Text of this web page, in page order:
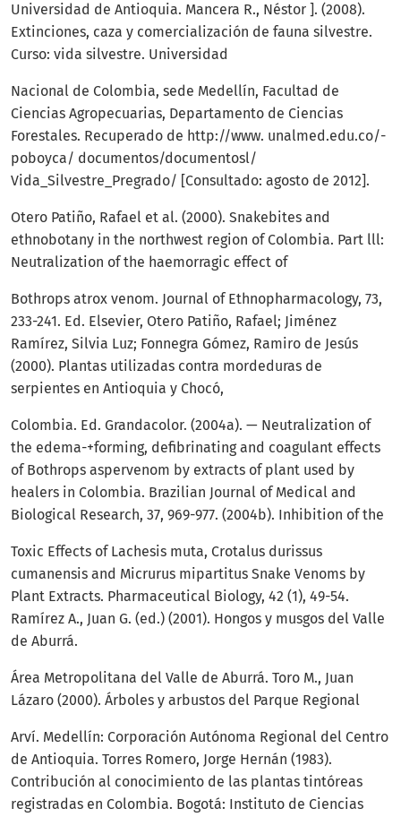
Universidad de Antioquia. Mancera R., Néstor ]. (2008).
Extinciones, caza y comercialización de fauna silvestre.
Curso: vida silvestre. Universidad
Nacional de Colombia, sede Medellín, Facultad de
Ciencias Agropecuarias, Departamento de Ciencias
Forestales. Recuperado de http://www. unalmed.edu.co/-
poboyca/ documentos/documentosl/
Vida_Silvestre_Pregrado/ [Consultado: agosto de 2012].
Otero Patiño, Rafael et al. (2000). Snakebites and
ethnobotany in the northwest region of Colombia. Part lll:
Neutralization of the haemorragic effect of
Bothrops atrox venom. Journal of Ethnopharmacology, 73,
233-241. Ed. Elsevier, Otero Patiño, Rafael; Jiménez
Ramírez, Silvia Luz; Fonnegra Gómez, Ramiro de Jesús
(2000). Plantas utilizadas contra mordeduras de
serpientes en Antioquia y Chocó,
Colombia. Ed. Grandacolor. (2004a). — Neutralization of
the edema-+forming, defibrinating and coagulant effects
of Bothrops aspervenom by extracts of plant used by
healers in Colombia. Brazilian Journal of Medical and
Biological Research, 37, 969-977. (2004b). Inhibition of the
Toxic Effects of Lachesis muta, Crotalus durissus
cumanensis and Micrurus mipartitus Snake Venoms by
Plant Extracts. Pharmaceutical Biology, 42 (1), 49-54.
Ramírez A., Juan G. (ed.) (2001). Hongos y musgos del Valle
de Aburrá.
Área Metropolitana del Valle de Aburrá. Toro M., Juan
Lázaro (2000). Árboles y arbustos del Parque Regional
Arví. Medellín: Corporación Autónoma Regional del Centro
de Antioquia. Torres Romero, Jorge Hernán (1983).
Contribución al conocimiento de las plantas tintóreas
registradas en Colombia. Bogotá: Instituto de Ciencias